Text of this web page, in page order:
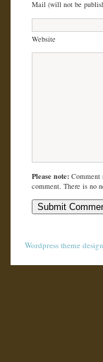
Mail (will not be
Website
Please note: Comment
comment. There is no
Wordpress theme